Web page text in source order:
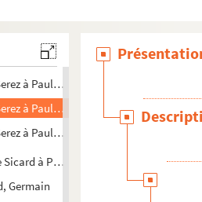
à Paul Albarel
à Lombard
à Paul Albarel
à Paul Albarel
à Paul Albarel
à Paul Albarel
Germain